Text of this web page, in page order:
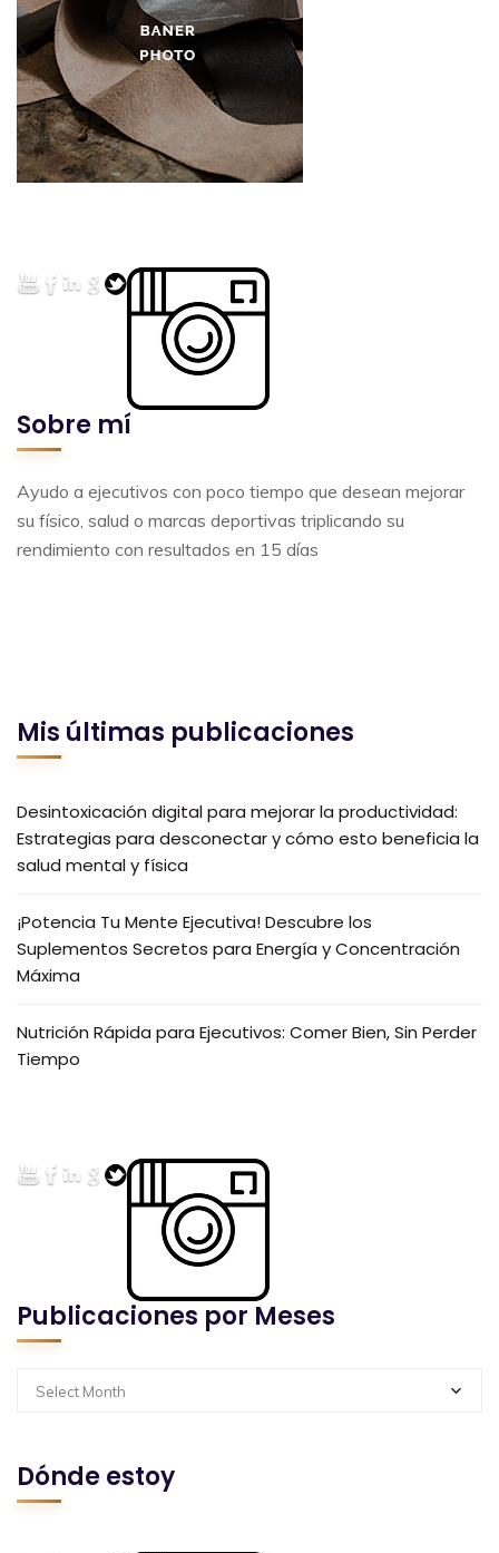
Sobre mí
Ayudo a ejecutivos con poco tiempo que desean mejorar
su físico, salud o marcas deportivas triplicando su
rendimiento con resultados en 15 días
Mis últimas publicaciones
Desintoxicación digital para mejorar la productividad:
Estrategias para desconectar y cómo esto beneficia la
salud mental y física
¡Potencia Tu Mente Ejecutiva! Descubre los
Suplementos Secretos para Energía y Concentración
Máxima
Nutrición Rápida para Ejecutivos: Comer Bien, Sin Perder
Tiempo
Publicaciones por Meses
Select Month
Dónde estoy